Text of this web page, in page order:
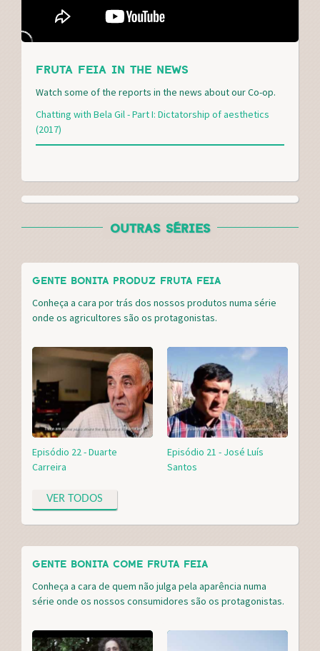
FRUTA FEIA IN THE NEWS
Watch some of the reports in the news about our Co-op.
Chatting with Bela Gil - Part I: Dictatorship of aesthetics
(2017)
OUTRAS SÉRIES
GENTE BONITA PRODUZ FRUTA FEIA
Conheça a cara por trás dos nossos produtos numa série
onde os agricultores são os protagonistas.
VER TODOS
Episódio 22 - Duarte
Carreira
Episódio 21 - José Luís
Santos
GENTE BONITA COME FRUTA FEIA
Conheça a cara de quem não julga pela aparência numa
série onde os nossos consumidores são os protagonistas.